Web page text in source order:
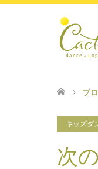
ブ
キッズダ
次